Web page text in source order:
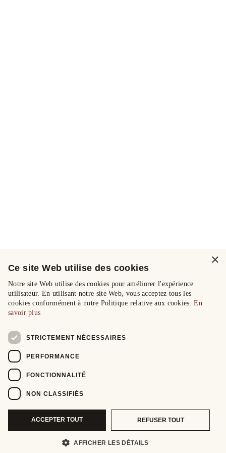
×
Ce site Web utilise des cookies
Notre site Web utilise des cookies pour améliorer l'expérience
utilisateur. En utilisant notre site Web, vous acceptez tous les
cookies conformément à notre Politique relative aux cookies.En
savoir plus
STRICTEMENT NÉCESSAIRES
PERFORMANCE
FONCTIONNALITÉ
NON CLASSIFIÉS
ACCEPTER TOUT REFUSER TOUT
AFFICHER LES DÉTAILS